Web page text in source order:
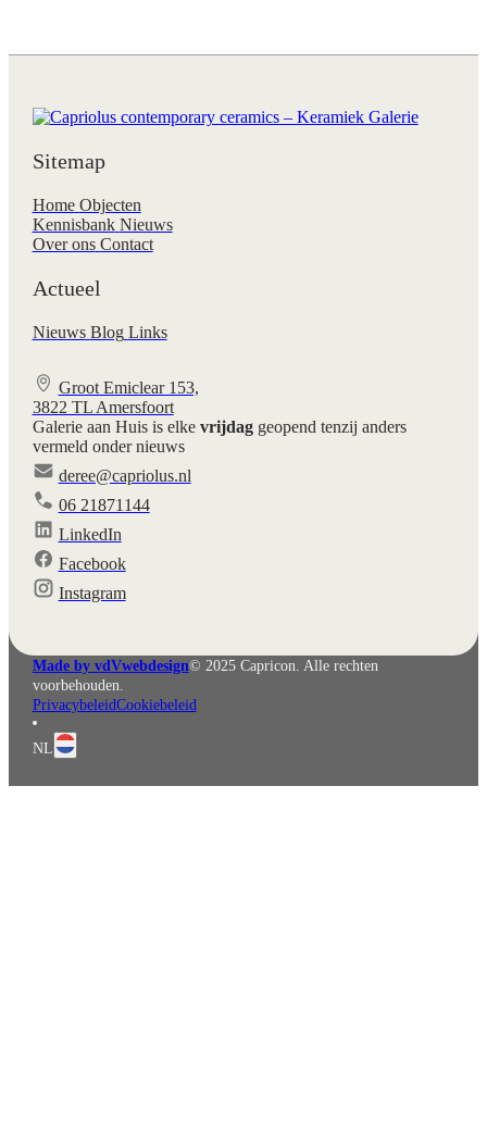
Sitemap
Home Objecten
Kennisbank Nieuws
Over ons Contact
Actueel
Nieuws Blog Links
Groot Emiclear 153,
3822 TL Amersfoort
Galerie aan Huis is elke vrijdaggeopend tenzij anders
vermeld onder nieuws
deree@capriolus.nl
06 21871144
LinkedIn
Facebook
Instagram
Made by vdVwebdesign© 2025 Capricon. Alle rechten
voorbehouden.
PrivacybeleidCookiebeleid
NL
English
Deutsch